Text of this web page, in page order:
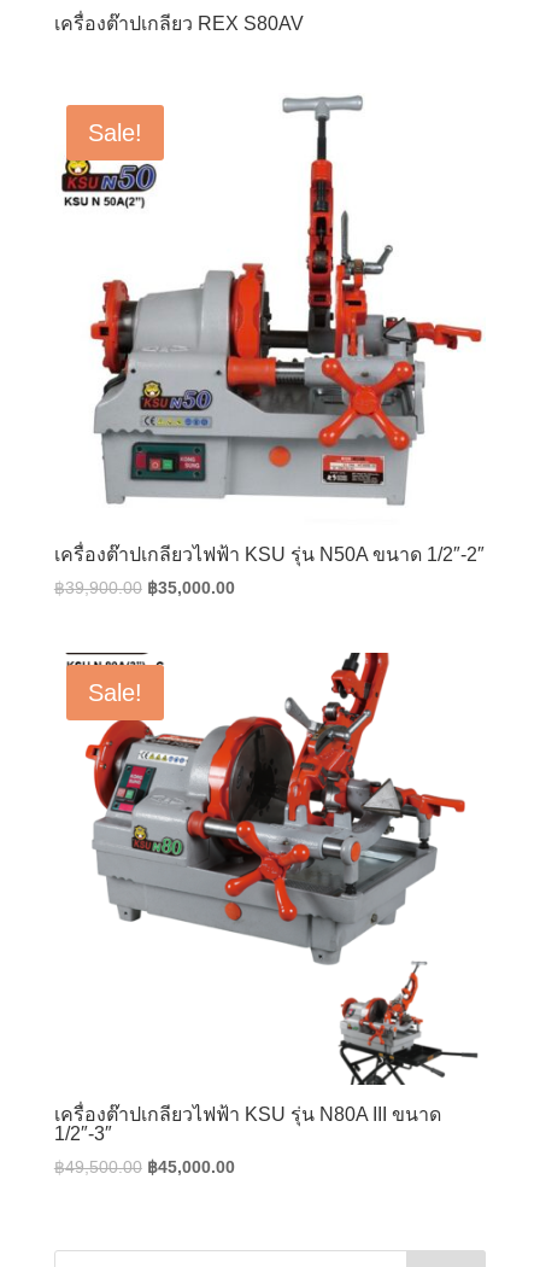
เครื่องต๊าปเกลียว REX S80AV
Sale!
เครื่องต๊าปเกลียวไฟฟ้า KSU รุ่น N50A ขนาด 1/2″-2″
฿39,900.00 Original
฿39,900.00.
฿35,000.00Current
Sale!
เครื่องต๊าปเกลียวไฟฟ้า KSU รุ่น N80A III ขนาด
1/2″-3″
฿49,500.00 Original
฿49,500.00.
฿45,000.00Current
฿45,000.00.